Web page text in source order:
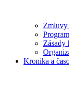
Zásady
Kronika a